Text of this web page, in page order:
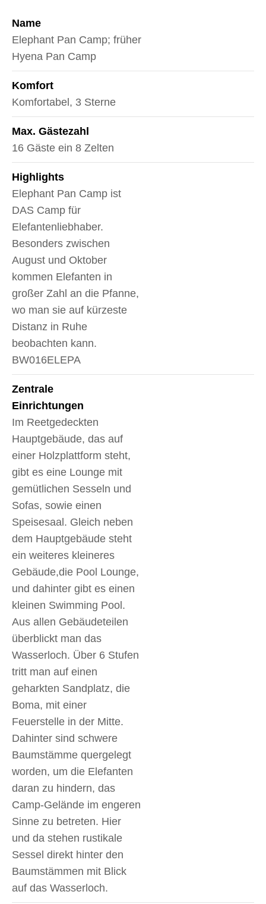
Name
Elephant Pan Camp; früher
Hyena Pan Camp
Komfort
Komfortabel, 3 Sterne
Max. Gästezahl
16 Gäste ein 8 Zelten
Highlights
Elephant Pan Camp ist
DAS Camp für
Elefantenliebhaber.
Besonders zwischen
August und Oktober
kommen Elefanten in
großer Zahl an die Pfanne,
wo man sie auf kürzeste
Distanz in Ruhe
beobachten kann.
BW016ELEPA
Zentrale
Einrichtungen
Im Reetgedeckten
Hauptgebäude, das auf
einer Holzplattform steht,
gibt es eine Lounge mit
gemütlichen Sesseln und
Sofas, sowie einen
Speisesaal. Gleich neben
dem Hauptgebäude steht
ein weiteres kleineres
Gebäude,die Pool Lounge,
und dahinter gibt es einen
kleinen Swimming Pool.
Aus allen Gebäudeteilen
überblickt man das
Wasserloch. Über 6 Stufen
tritt man auf einen
geharkten Sandplatz, die
Boma, mit einer
Feuerstelle in der Mitte.
Dahinter sind schwere
Baumstämme quergelegt
worden, um die Elefanten
daran zu hindern, das
Camp-Gelände im engeren
Sinne zu betreten. Hier
und da stehen rustikale
Sessel direkt hinter den
Baumstämmen mit Blick
auf das Wasserloch.